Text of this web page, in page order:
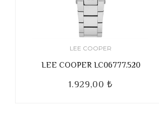
LEE COOPER
LEE COOPER LC06777.520
1.929,00 ₺